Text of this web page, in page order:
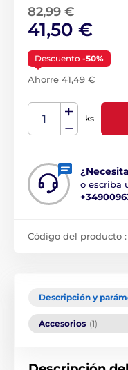
82,99 €
41,50 €
Descuento -50%
Ahorre 41,49 €
ks
o escriba
Código del producto :
Descripción y
Accesorios (1)